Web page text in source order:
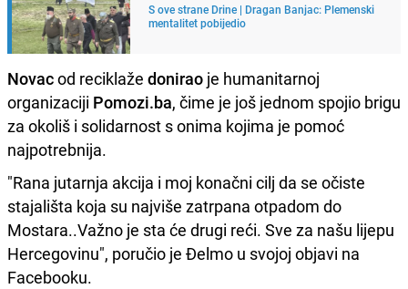
S ove strane Drine | Dragan Banjac: Plemenski
mentalitet pobijedio
Novacod reciklaže donirao je humanitarnoj
organizaciji Pomozi.ba, čime je još jednom spojio brigu
za okoliš i solidarnost s onima kojima je pomoć
najpotrebnija.
"Rana jutarnja akcija i moj konačni cilj da se očiste
stajališta koja su najviše zatrpana otpadom do
Mostara..Važno je sta će drugi reći. Sve za našu lijepu
Hercegovinu", poručio je Đelmo u svojoj objavi na
Facebooku.